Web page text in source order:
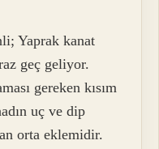
Yaprak kanat
geç geliyor.
gereken kısım
uç ve dip
orta eklemidir.